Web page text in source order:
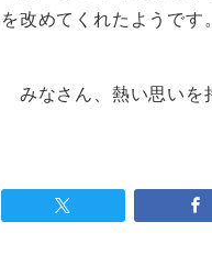
を改めてくれたようです。
みなさん、熱い思いを